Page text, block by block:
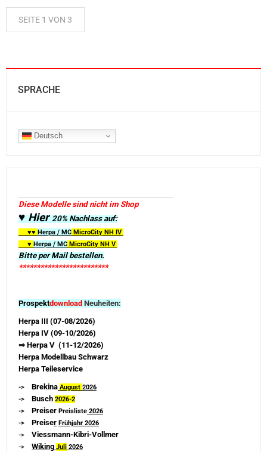
SEITE 1 VON 3
SPRACHE
Deutsch
Diese Modelle sind nicht im Shop
♥ Hier20% Nachlass auf:
♥♥ Herpa / MC MicroCity NH IV
♥ Herpa / MC MicroCity NH V
Bitte per Mail bestellen.
*************************
Prospektdownload Neuheiten:
Herpa III (07-08/2026)
Herpa IV (09-10/2026)
⇒ Herpa V (11-12/2026)
Herpa Modellbau Schwarz
Herpa Teileservice
-> Brekina August 2026
-> Busch 2026-2
-> Preiser Preisliste 2026
-> Preiser Frühjahr 2026
-> Viessmann-Kibri-Vollmer
-> Wiking Juli 2026